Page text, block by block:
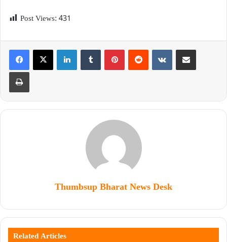
Post Views: 431
Thumbsup Bharat News Desk
Related Articles